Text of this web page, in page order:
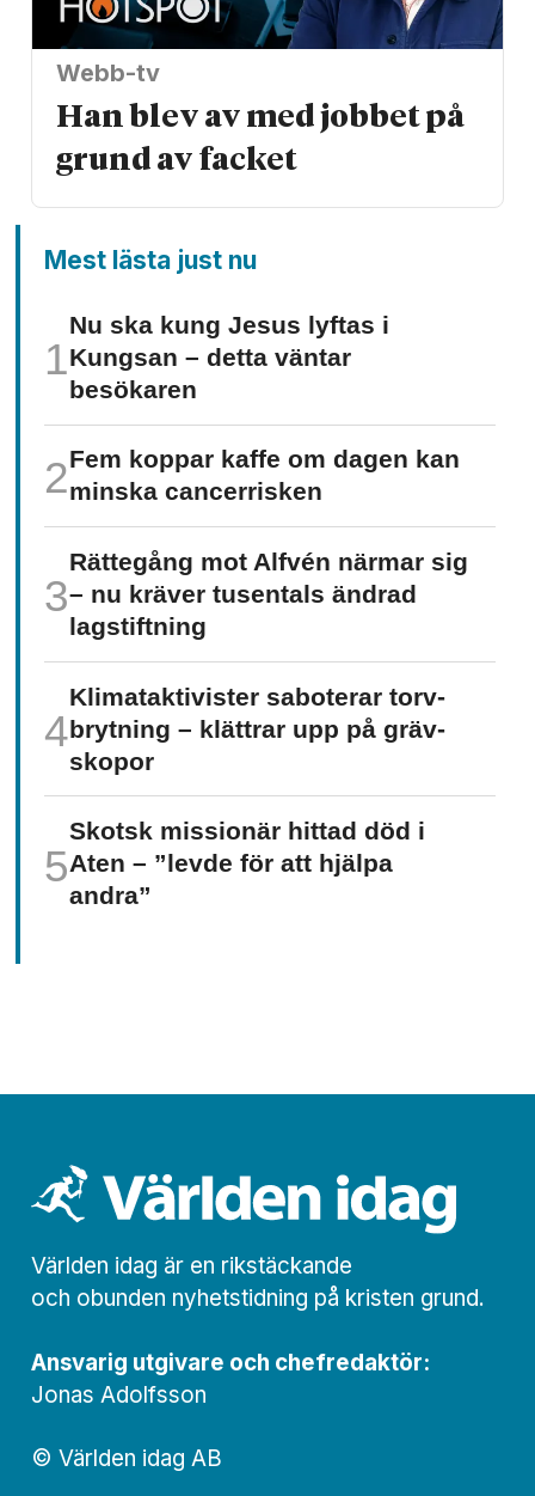
Webb-tv
Han blev av med jobbet på
grund av facket
Mest lästa just nu
Nu ska kung Jesus lyftas i
Kungsan – detta väntar
besökaren
Fem koppar kaffe om dagen kan
minska cancer­risken
Rättegång mot Alfvén närmar sig
– nu kräver tusentals ändrad
lagstiftning
Klimat­aktivister saboterar torv­
brytning – klättrar upp på gräv­
skopor
Skotsk missionär hittad död i
Aten – ”levde för att hjälpa
andra”
Världen idag är en rikstäckande
och obunden nyhets­­­tidning på kristen grund.
Ansvarig utgivare och chef­redaktör:
Jonas Adolfsson
© Världen idag AB